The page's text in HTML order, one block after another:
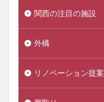
関西の注目の施設
外構
リノベーション提案